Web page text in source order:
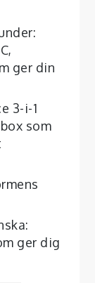
ger din
3-i-1
som
ger dig